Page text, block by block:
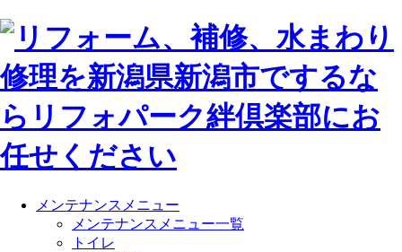
メンテナンスメニュー
メンテナンスメニュー一覧
トイレ